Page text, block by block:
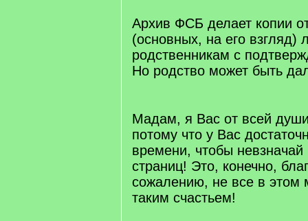
Архив ФСБ делает копии
(основных, на его взгляд)
родственникам с
Но родство может быть
Мадам, я Вас от всей
потому что у Вас
времени, чтобы невзначай
страниц! Это, конечно,
сожалению, не все в этом
таким счастьем!